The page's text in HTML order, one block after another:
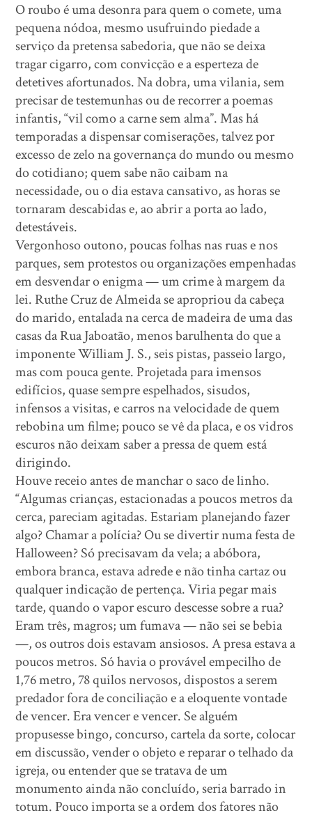
O roubo é uma desonra para quem o comete, uma
pequena nódoa, mesmo usufruindo piedade a
serviço da pretensa sabedoria, que não se deixa
tragar cigarro, com convicção e a esperteza de
detetives afortunados. Na dobra, uma vilania, sem
precisar de testemunhas ou de recorrer a poemas
infantis, “vil como a carne sem alma”. Mas há
temporadas a dispensar comiserações, talvez por
excesso de zelo na governança do mundo ou mesmo
do cotidiano; quem sabe não caibam na
necessidade, ou o dia estava cansativo, as horas se
tornaram descabidas e, ao abrir a porta ao lado,
detestáveis.
Vergonhoso outono, poucas folhas nas ruas e nos
parques, sem protestos ou organizações empenhadas
em desvendar o enigma — um crime à margem da
lei. Ruthe Cruz de Almeida se apropriou da cabeça
do marido, entalada na cerca de madeira de uma das
casas da Rua Jaboatão, menos barulhenta do que a
imponente William J. S., seis pistas, passeio largo,
mas com pouca gente. Projetada para imensos
edifícios, quase sempre espelhados, sisudos,
infensos a visitas, e carros na velocidade de quem
rebobina um filme; pouco se vê da placa, e os vidros
escuros não deixam saber a pressa de quem está
dirigindo.
Houve receio antes de manchar o saco de linho.
“Algumas crianças, estacionadas a poucos metros da
cerca, pareciam agitadas. Estariam planejando fazer
algo? Chamar a polícia? Ou se divertir numa festa de
Halloween? Só precisavam da vela; a abóbora,
embora branca, estava adrede e não tinha cartaz ou
qualquer indicação de pertença. Viria pegar mais
tarde, quando o vapor escuro descesse sobre a rua?
Eram três, magros; um fumava — não sei se bebia
—, os outros dois estavam ansiosos. A presa estava a
poucos metros. Só havia o provável empecilho de
1,76 metro, 78 quilos nervosos, dispostos a serem
predador fora de conciliação e a eloquente vontade
de vencer. Era vencer e vencer. Se alguém
propusesse bingo, concurso, cartela da sorte, colocar
em discussão, vender o objeto e reparar o telhado da
igreja, ou entender que se tratava de um
monumento ainda não concluído, seria barrado in
totum. Pouco importa se a ordem dos fatores não